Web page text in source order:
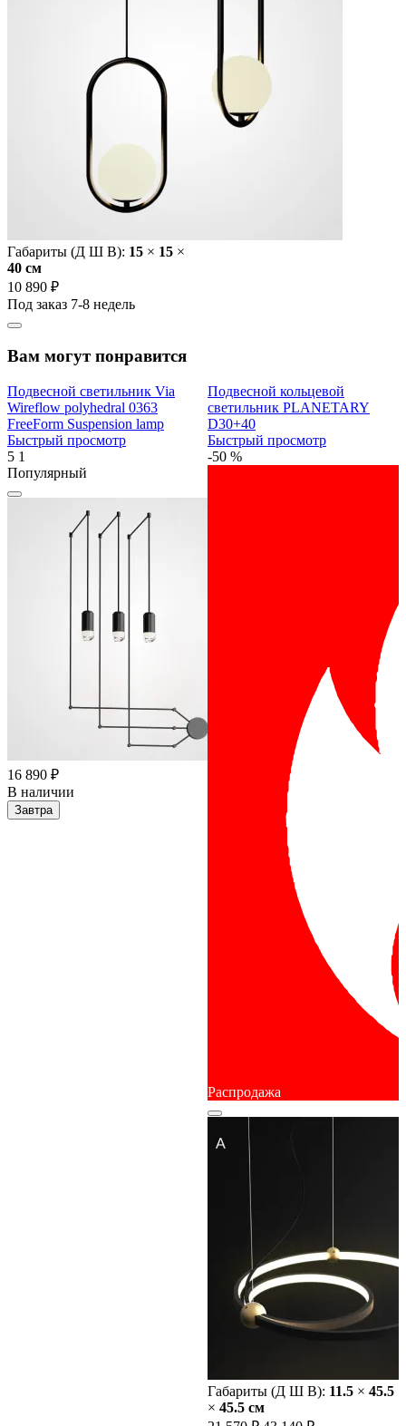
Габариты (Д Ш В): 15 × 15 ×
40 cм
10 890 ₽
Под заказ 7-8 недель
Вам могут понравится
Подвесной светильник Via
Wireflow polyhedral 0363
FreeForm Suspension lamp
Быстрый просмотр
5 1
Популярный
16 890 ₽
В наличии
Завтра
Подвесной кольцевой
светильник PLANETARY
D30+40
Быстрый просмотр
-50 %
Распродажа
Габариты (Д Ш В): 11.5 × 45.5
× 45.5 cм